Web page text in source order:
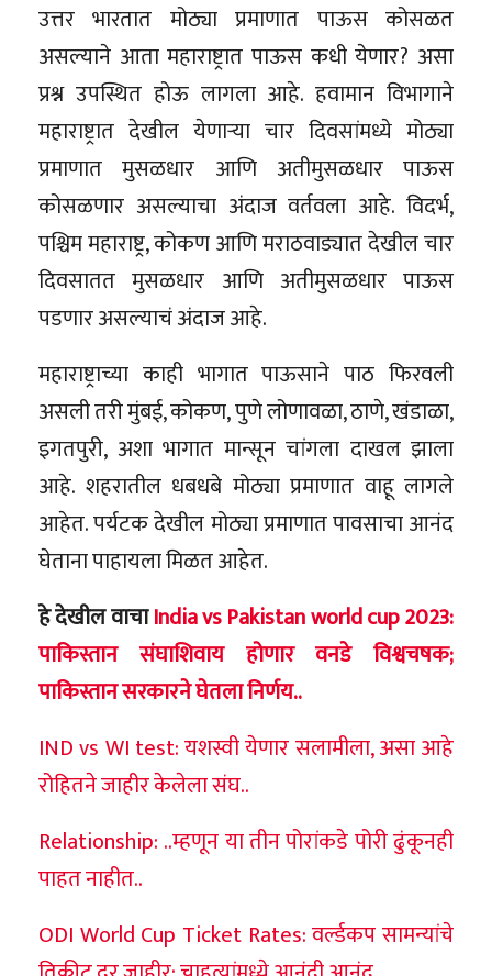
उत्तर भारतात मोठ्या प्रमाणात पाऊस कोसळत
असल्याने आता महाराष्ट्रात पाऊस कधी येणार? असा
प्रश्न उपस्थित होऊ लागला आहे. हवामान विभागाने
महाराष्ट्रात देखील येणाऱ्या चार दिवसांमध्ये मोठ्या
प्रमाणात मुसळधार आणि अतीमुसळधार पाऊस
कोसळणार असल्याचा अंदाज वर्तवला आहे. विदर्भ,
पश्चिम महाराष्ट्र, कोकण आणि मराठवाड्यात देखील चार
दिवसातत मुसळधार आणि अतीमुसळधार पाऊस
पडणार असल्याचं अंदाज आहे.
महाराष्ट्राच्या काही भागात पाऊसाने पाठ फिरवली
असली तरी मुंबई, कोकण, पुणे लोणावळा, ठाणे, खंडाळा,
इगतपुरी, अशा भागात मान्सून चांगला दाखल झाला
आहे. शहरातील धबधबे मोठ्या प्रमाणात वाहू लागले
आहेत. पर्यटक देखील मोठ्या प्रमाणात पावसाचा आनंद
घेताना पाहायला मिळत आहेत.
हे देखील वाचाIndia vs Pakistan world cup 2023:
पाकिस्तान संघाशिवाय होणार वनडे विश्वचषक;
पाकिस्तान सरकारने घेतला निर्णय..
IND vs WI test: यशस्वी येणार सलामीला, असा आहे
रोहितने जाहीर केलेला संघ..
Relationship: ..म्हणून या तीन पोरांकडे पोरी ढुंकूनही
पाहत नाहीत..
ODI World Cup Ticket Rates: वर्ल्डकप सामन्यांचे